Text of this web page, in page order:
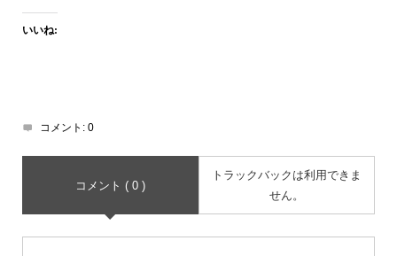
いいね:
コメント: 0
コメント ( 0 )
トラックバックは利用できま
せん。